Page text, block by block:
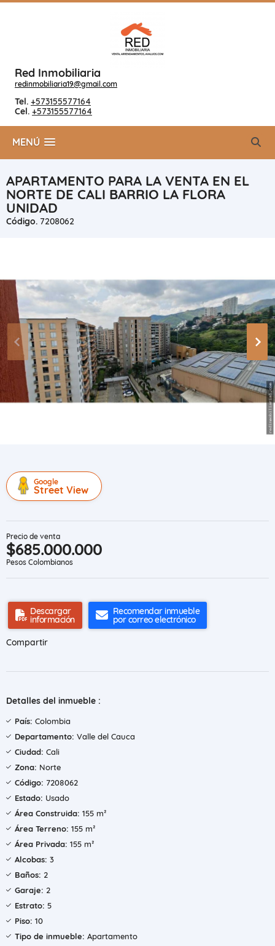
Red Inmobiliaria
redinmobiliaria19@gmail.com
Tel. +573155577164
Cel. +573155577164
MENÚ
APARTAMENTO PARA LA VENTA EN EL
NORTE DE CALI BARRIO LA FLORA
UNIDAD
Código. 7208062
Google
Street View
Precio de venta
$685.000.000
Pesos Colombianos
Descargar
información
Recomendar inmueble
por correo electrónico
Compartir
Detalles del inmueble :
País: Colombia
Departamento: Valle del Cauca
Ciudad: Cali
Zona: Norte
Código: 7208062
Estado: Usado
Área Construida: 155 m²
Área Terreno: 155 m²
Área Privada: 155 m²
Alcobas: 3
Baños: 2
Garaje: 2
Estrato: 5
Piso: 10
Tipo de inmueble: Apartamento